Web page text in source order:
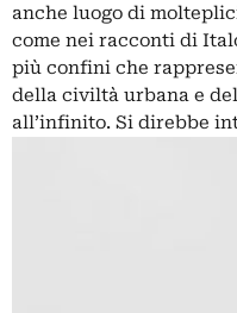
anche luogo di
come nei racconti di
più confini che
della civiltà urbana e
all’infinito. Si direbbe